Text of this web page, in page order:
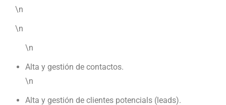
\n
\n
\n
Alta y gestión de contactos.
\n
Alta y gestión de clientes potencials (leads).